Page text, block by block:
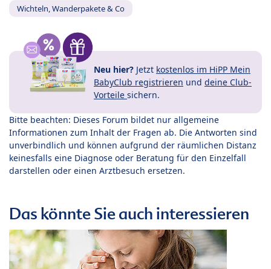
Wichteln, Wanderpakete & Co
Neu hier? Jetzt kostenlos im HiPP Mein
BabyClub registrieren und deine Club-
Vorteile sichern.
Bitte beachten: Dieses Forum bildet nur allgemeine
Informationen zum Inhalt der Fragen ab. Die Antworten sind
unverbindlich und können aufgrund der räumlichen Distanz
keinesfalls eine Diagnose oder Beratung für den Einzelfall
darstellen oder einen Arztbesuch ersetzen.
Das könnte Sie auch interessieren